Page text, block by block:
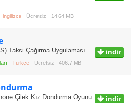
ingilizce Ücretsiz 14.64 MB
indir
Taksi Çağırma Uygulaması
Türkçe Ücretsiz 406.7 MB
indir
Çilek Kız Dondurma Oyunu